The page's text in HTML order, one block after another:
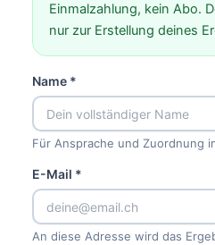
Einmalzahlung, kein Abo.
nur zur Erstellung deines
Name *
Für Ansprache und Zuordnung
E-Mail *
An diese Adresse wird das